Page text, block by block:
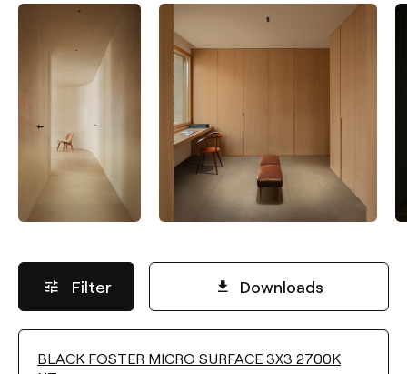
Filter Downloads
LICHTSTROM
BLACK FOSTER MICRO SURFACE 3X3 2700K